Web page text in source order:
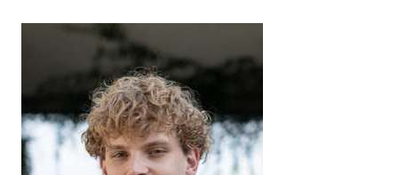
a
l
o
m
m
a